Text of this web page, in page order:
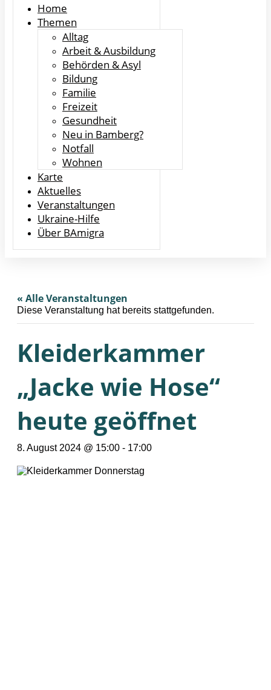
Home
Themen
Alltag
Arbeit & Ausbildung
Behörden & Asyl
Bildung
Familie
Freizeit
Gesundheit
Neu in Bamberg?
Notfall
Wohnen
Karte
Aktuelles
Veranstaltungen
Ukraine-Hilfe
Über BAmigra
« Alle Veranstaltungen
Diese Veranstaltung hat bereits stattgefunden.
Kleiderkammer
„Jacke wie Hose“
heute geöffnet
8. August 2024 @ 15:00 - 17:00